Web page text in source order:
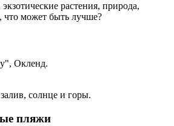
растения, природа,
что может быть лучше?
солнце и горы.
пляжи